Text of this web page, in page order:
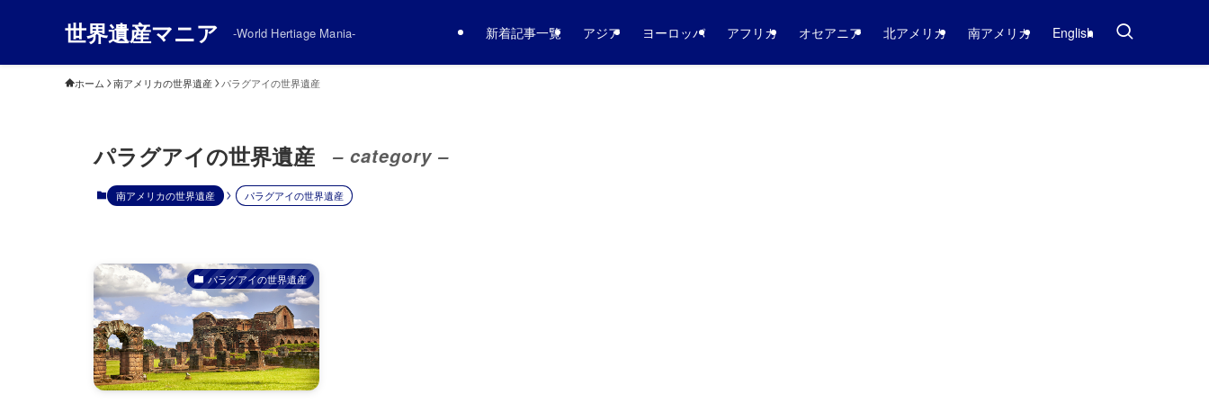
世界遺産マニア -World Hertiage Mania- 新着記事一覧 アジア ヨーロッパ アフリカ オセアニア 北アメリカ 南アメリカ English
ホーム 南アメリカの世界遺産 パラグアイの世界遺産
パラグアイの世界遺産 – category –
南アメリカの世界遺産 パラグアイの世界遺産
パラグアイの世界遺産